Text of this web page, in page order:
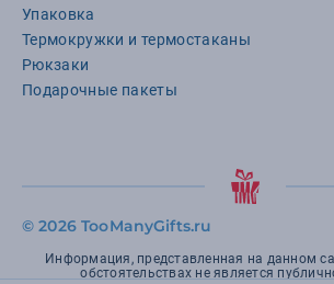
Упаковка
Термокружки и термостаканы
Рюкзаки
Подарочные пакеты
© 2026 TooManyGifts.ru
Информация, представленная на данном
обстоятельствах не является